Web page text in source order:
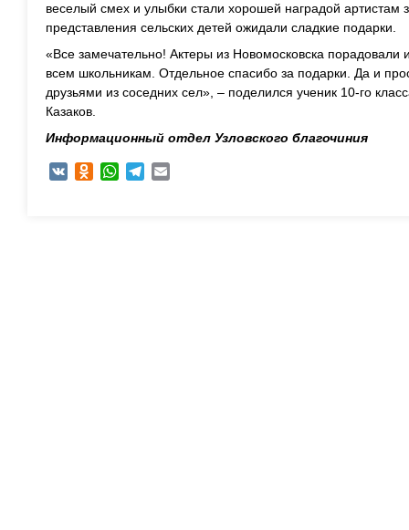
веселый смех и улыбки стали хорошей наградой артистам
представления сельских детей ожидали сладкие подарки.
«Все замечательно! Актеры из Новомосковска
всем школьникам. Отдельное спасибо за подарки. Да и
друзьями из соседних сел», – поделился ученик 10-го
Казаков.
Информационный отдел Узловского благочиния
VK Odnoklassniki
WhatsAppTelegram